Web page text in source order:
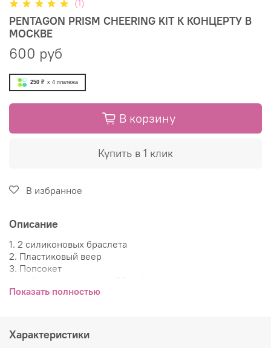
(1)
PENTAGON PRISM CHEERING KIT К КОНЦЕРТУ В
МОСКВЕ
600 руб
250 ₽ x 4 платежа
В корзину
Купить в 1 клик
В избранное
Описание
1. 2 силиконовых браслета
2. Пластиковый веер
3. Попсокет
5. 2 значка (рандом)
Показать полностью
Характеристики